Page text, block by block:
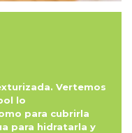
Vertemos
lo
para cubrirla
para hidratarla y